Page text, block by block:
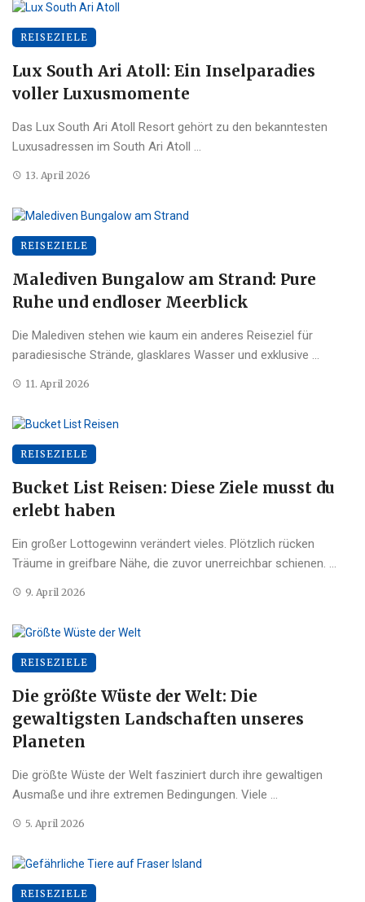
REISEZIELE
Lux South Ari Atoll: Ein Inselparadies
voller Luxusmomente
Das Lux South Ari Atoll Resort gehört zu den bekanntesten
Luxusadressen im South Ari Atoll ...
13. April 2026
REISEZIELE
Malediven Bungalow am Strand: Pure
Ruhe und endloser Meerblick
Die Malediven stehen wie kaum ein anderes Reiseziel für
paradiesische Strände, glasklares Wasser und exklusive ...
11. April 2026
REISEZIELE
Bucket List Reisen: Diese Ziele musst du
erlebt haben
Ein großer Lottogewinn verändert vieles. Plötzlich rücken
Träume in greifbare Nähe, die zuvor unerreichbar schienen. ...
9. April 2026
REISEZIELE
Die größte Wüste der Welt: Die
gewaltigsten Landschaften unseres
Planeten
Die größte Wüste der Welt fasziniert durch ihre gewaltigen
Ausmaße und ihre extremen Bedingungen. Viele ...
5. April 2026
REISEZIELE